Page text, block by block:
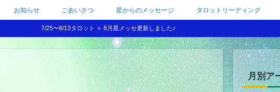
お知らせ ごあいさつ 星からのメッセージ タロットリーディング
7/25〜8/13タロット ＋ 8月星メッセ更新しました♪
月別ア